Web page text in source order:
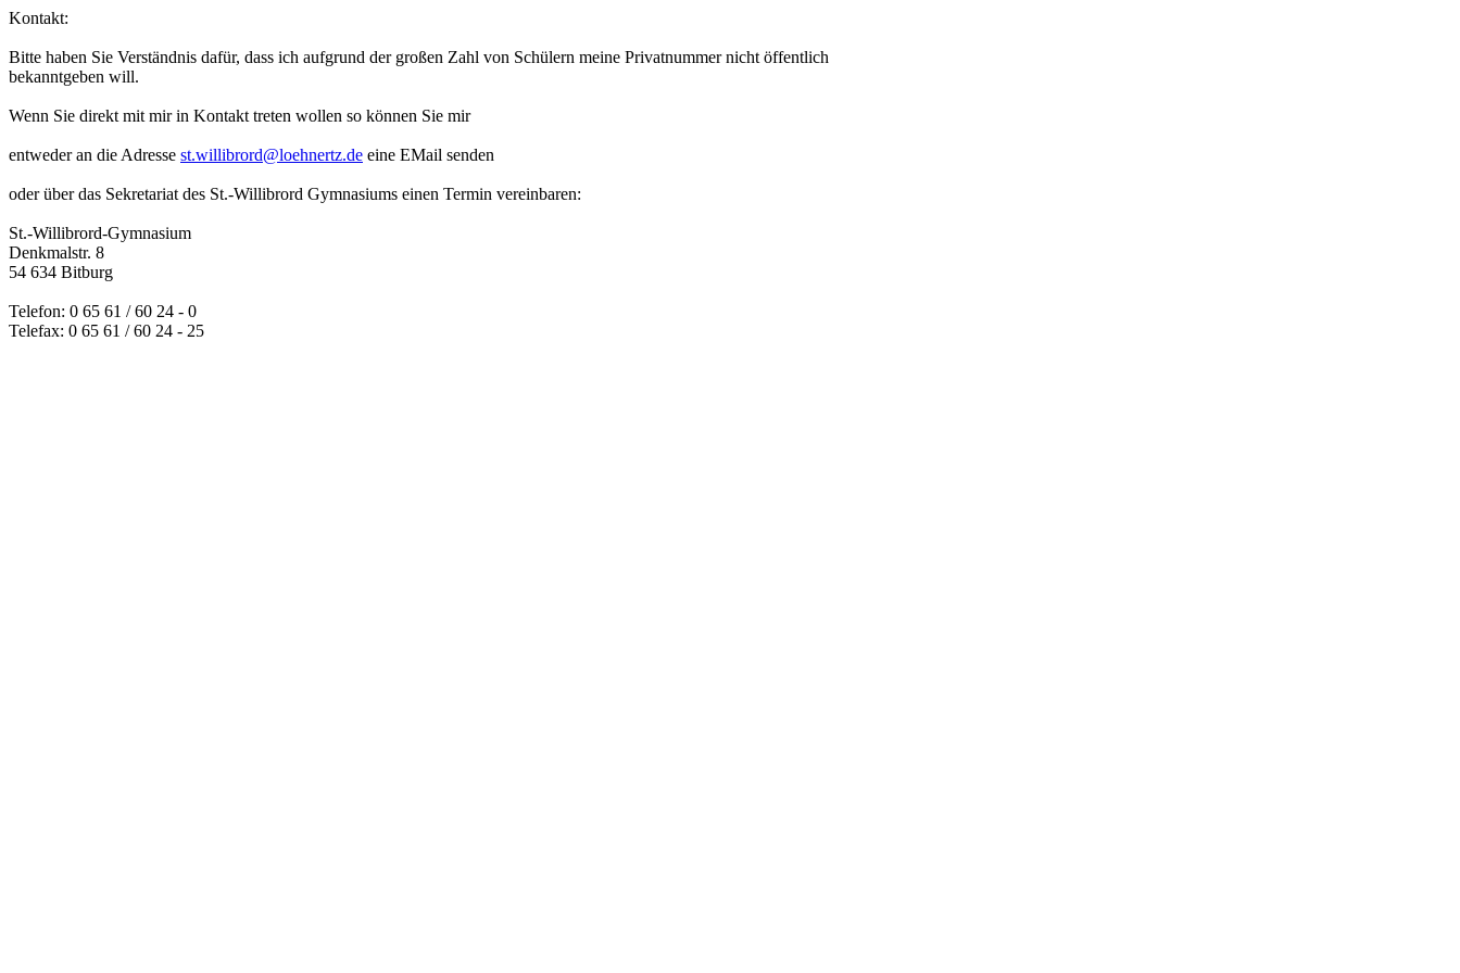
Kontakt:
Bitte haben Sie Verständnis dafür, dass ich aufgrund der großen Zahl von Schülern meine Privatnummer nicht öffentlich
bekanntgeben will.
Wenn Sie direkt mit mir in Kontakt treten wollen so können Sie mir
entweder an die Adresse st.willibrord@loehnertz.de eine EMail senden
oder über das Sekretariat des St.-Willibrord Gymnasiums einen Termin vereinbaren:
St.-Willibrord-Gymnasium
Denkmalstr. 8
54 634 Bitburg
Telefon: 0 65 61 / 60 24 - 0
Telefax: 0 65 61 / 60 24 - 25